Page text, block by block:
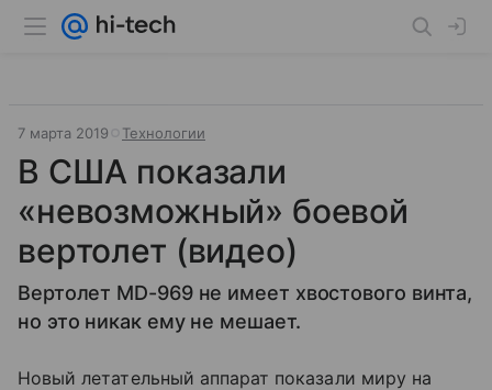
7 марта 2019 Технологии
В США показали
«невозможный» боевой
вертолет (видео)
Вертолет MD-969 не имеет хвостового винта,
но это никак ему не мешает.
Новый летательный аппарат показали миру на